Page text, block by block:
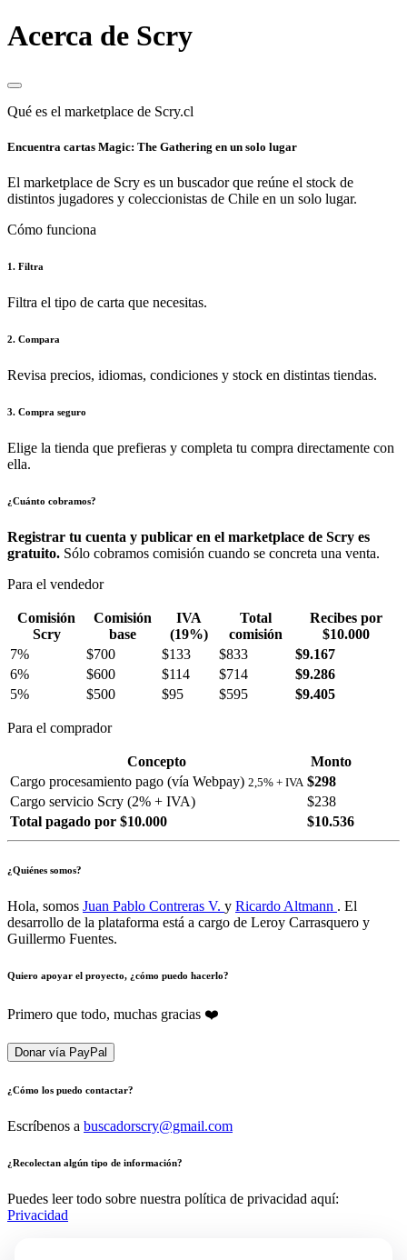
Acerca de Scry
Qué es el marketplace de Scry.cl
Encuentra cartas Magic: The Gathering en un solo lugar
El marketplace de Scry es un buscador que reúne el stock de
distintos jugadores y coleccionistas de Chile en un solo lugar.
Cómo funciona
1. Filtra
Filtra el tipo de carta que necesitas.
2. Compara
Revisa precios, idiomas, condiciones y stock en distintas tiendas.
3. Compra seguro
Elige la tienda que prefieras y completa tu compra directamente con
ella.
¿Cuánto cobramos?
Registrar tu cuenta y publicar en el marketplace de Scry es
gratuito. Sólo cobramos comisión cuando se concreta una venta.
Para el vendedor
Comisión
Scry
Comisión
base
IVA
(19%)
Total
comisión
Recibes por
$10.000
7%
$700 $133 $833
$9.167
6%
$600 $114 $714
$9.286
5%
$500 $95 $595 $9.405
Para el comprador
Concepto
Monto
Cargo procesamiento pago (vía Webpay) 2,5% + IVA $298
Cargo servicio Scry (2% + IVA)
$238
Total pagado por $10.000
$10.536
¿Quiénes somos?
Hola, somos Juan Pablo Contreras V. y Ricardo Altmann . El
desarrollo de la plataforma está a cargo de Leroy Carrasquero y
Guillermo Fuentes.
Quiero apoyar el proyecto, ¿cómo puedo hacerlo?
Primero que todo, muchas gracias ❤️
Donar vía PayPal
¿Cómo los puedo contactar?
Escríbenos a buscadorscry@gmail.com
¿Recolectan algún tipo de información?
Puedes leer todo sobre nuestra política de privacidad aquí:
Privacidad